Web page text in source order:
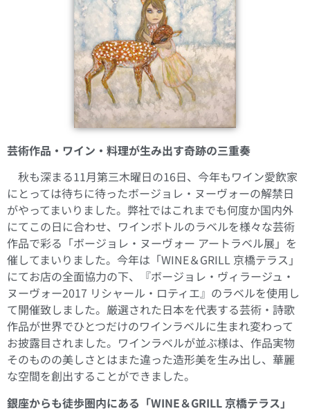
芸術作品・ワイン・料理が生み出す奇跡の三重奏
秋も深まる11月第三木曜日の16日、今年もワイン愛飲家
にとっては待ちに待ったボージョレ・ヌーヴォーの解禁日
がやってまいりました。弊社ではこれまでも何度か国内外
にてこの日に合わせ、ワインボトルのラベルを様々な芸術
作品で彩る「ボージョレ・ヌーヴォー アートラベル展」を
催してまいりました。今年は「WINE＆GRILL 京橋テラス」
にてお店の全面協力の下、『ボージョレ・ヴィラージュ・
ヌーヴォー2017 リシャール・ロティエ』のラベルを使用し
て開催致しました。厳選された日本を代表する芸術・詩歌
作品が世界でひとつだけのワインラベルに生まれ変わって
お披露目されました。ワインラベルが並ぶ様は、作品実物
そのものの美しさとはまた違った造形美を生み出し、華麗
な空間を創出することができました。
銀座からも徒歩圏内にある「WINE＆GRILL 京橋テラス」